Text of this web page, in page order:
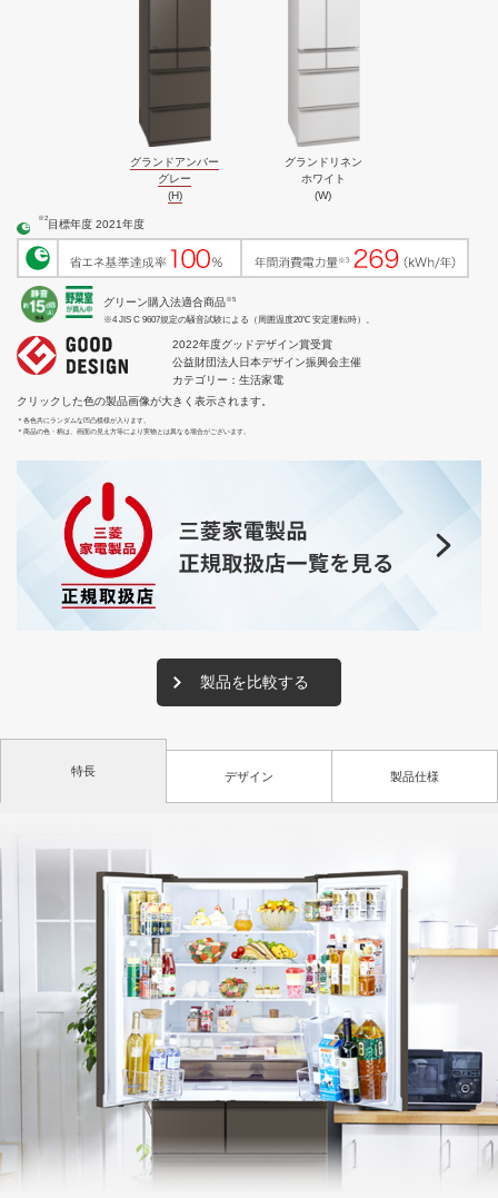
グランドアンバー
グレー
(H)
グランドリネン
ホワイト
(W)
※2
目標年度 2021年度
グリーン購入法適合商品※5
※4 JIS C 9607規定の騒音試験による（周囲温度20℃ 安定運転時）。
2022年度グッドデザイン賞受賞
公益財団法人日本デザイン振興会主催
カテゴリー：生活家電
クリックした色の製品画像が大きく表示されます。
＊ 各色共にランダムな凹凸模様が入ります。
＊ 商品の色・柄は、画面の見え方等により実物とは異なる場合がございます。
製品を比較する
特長 デザイン 製品仕様